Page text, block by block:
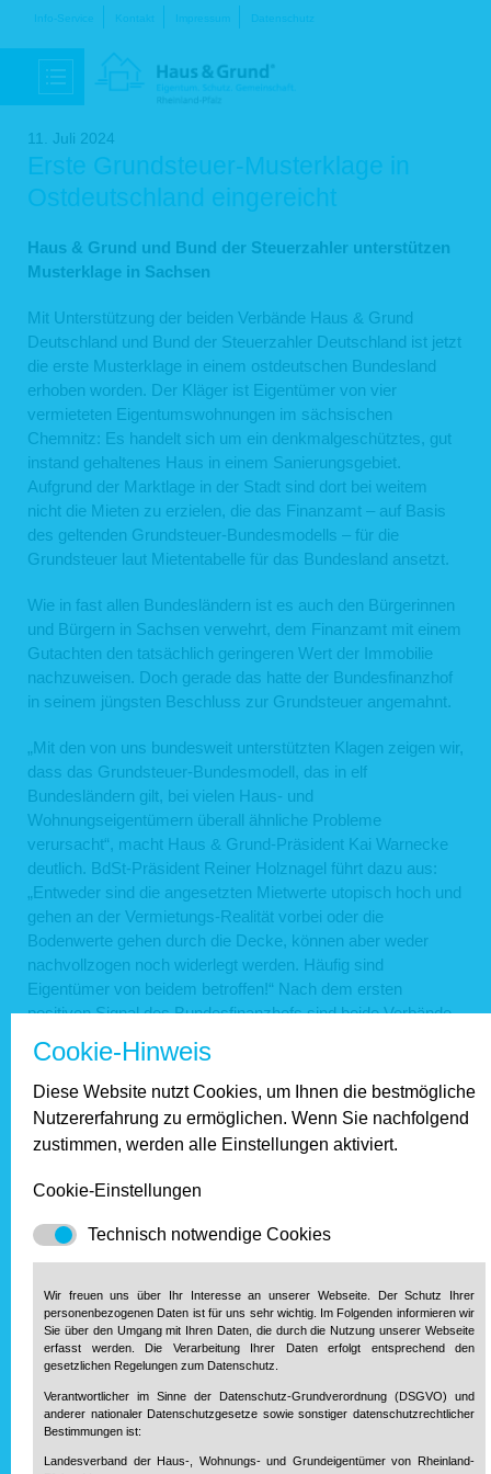
Navigation
Info-Service Kontakt Impressum Datenschutz
11. Juli 2024
Erste Grundsteuer-Musterklage in
Ostdeutschland eingereicht
Haus & Grund und Bund der Steuerzahler unterstützen
Musterklage in Sachsen
Mit Unterstützung der beiden Verbände Haus & Grund
Deutschland und Bund der Steuerzahler Deutschland ist jetzt
die erste Musterklage in einem ostdeutschen Bundesland
erhoben worden. Der Kläger ist Eigentümer von vier
vermieteten Eigentumswohnungen im sächsischen
Chemnitz: Es handelt sich um ein denkmalgeschütztes, gut
instand gehaltenes Haus in einem Sanierungsgebiet.
Aufgrund der Marktlage in der Stadt sind dort bei weitem
nicht die Mieten zu erzielen, die das Finanzamt – auf Basis
des geltenden Grundsteuer-Bundesmodells – für die
Grundsteuer laut Mietentabelle für das Bundesland ansetzt.
Wie in fast allen Bundesländern ist es auch den Bürgerinnen
und Bürgern in Sachsen verwehrt, dem Finanzamt mit einem
Gutachten den tatsächlich geringeren Wert der Immobilie
nachzuweisen. Doch gerade das hatte der Bundesfinanzhof
in seinem jüngsten Beschluss zur Grundsteuer angemahnt.
„Mit den von uns bundesweit unterstützten Klagen zeigen wir,
dass das Grundsteuer-Bundesmodell, das in elf
Bundesländern gilt, bei vielen Haus- und
Wohnungseigentümern überall ähnliche Probleme
verursacht“, macht Haus & Grund-Präsident Kai Warnecke
deutlich. BdSt-Präsident Reiner Holznagel führt dazu aus:
„Entweder sind die angesetzten Mietwerte utopisch hoch und
gehen an der Vermietungs-Realität vorbei oder die
Bodenwerte gehen durch die Decke, können aber weder
nachvollzogen noch widerlegt werden. Häufig sind
Eigentümer von beidem betroffen!“ Nach dem ersten
positiven Signal des Bundesfinanzhofs sind beide Verbände
weiterhin optimistisch, dass auch das
Bundesverfassungsgericht unsere Kritikpunkte im Sinne der
Eigentümer aufnehmen wird. Warnecke und Holznagel
betonen: Die Grundsteuer ist schon jetzt die Volkssteuer
Nummer 1. Wohnen darf nicht noch teurer werden, sondern
muss für alle bezahlbar sein.
Unsere Partner
Cookie-Hinweis
Diese Website nutzt Cookies, um Ihnen die bestmögliche
Nutzererfahrung zu ermöglichen. Wenn Sie nachfolgend
zustimmen, werden alle Einstellungen aktiviert.
Cookie-Einstellungen
Technisch notwendige Cookies
Wir freuen uns über Ihr Interesse an unserer Webseite. Der Schutz Ihrer
personenbezogenen Daten ist für uns sehr wichtig. Im Folgenden informieren wir
Sie über den Umgang mit Ihren Daten, die durch die Nutzung unserer Webseite
erfasst werden. Die Verarbeitung Ihrer Daten erfolgt entsprechend den
gesetzlichen Regelungen zum Datenschutz.
Verantwortlicher im Sinne der Datenschutz-Grundverordnung (DSGVO) und
anderer nationaler Datenschutzgesetze sowie sonstiger datenschutzrechtlicher
Bestimmungen ist:
Landesverband der Haus-, Wohnungs- und Grundeigentümer von Rheinland-